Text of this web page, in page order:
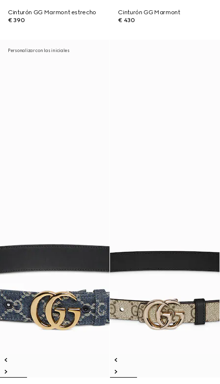
Cinturón GG Marmont estrecho
€ 390
Cinturón GG Marmont
€ 430
Personalizar con las iniciales